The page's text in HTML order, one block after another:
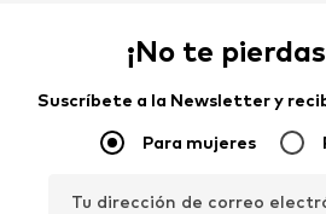
¡No te
Suscríbete a la Newsletter y
Para mujeres
Tu dirección de correo